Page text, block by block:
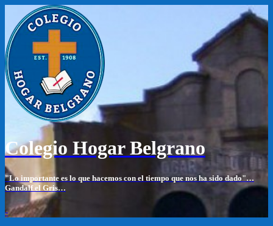
Colegio Hogar Belgrano
"Lo importante es lo que hacemos con el tiempo que nos ha sido dado"…
Gandalf el Gris…
-